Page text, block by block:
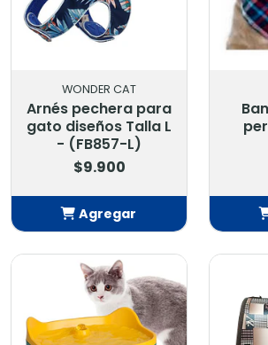
WONDER CAT
Arnés pechera para
gato diseños Talla L
- (FB857-L)
$9.900
Agregar